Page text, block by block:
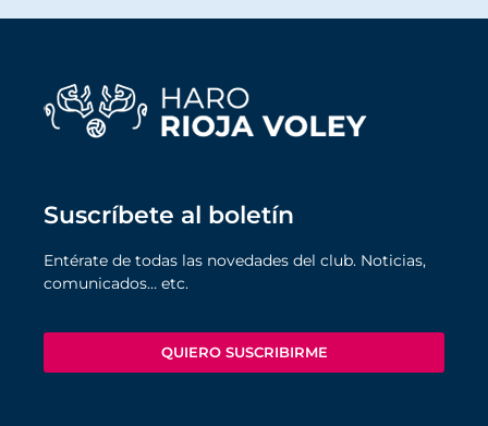
Suscríbete al boletín
Entérate de todas las novedades del club. Noticias,
comunicados… etc.
QUIERO SUSCRIBIRME